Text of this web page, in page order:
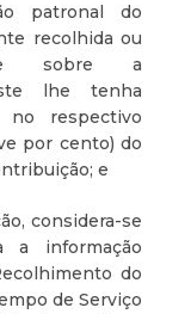
patronal do
recolhida ou
sobre a
lhe tenha
no respectivo
por cento) do
e
considera-se
a informação
do
de Serviço